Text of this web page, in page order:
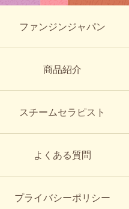
ファンジンジャパン
商品紹介
スチームセラピスト
よくある質問
プライバシーポリシー